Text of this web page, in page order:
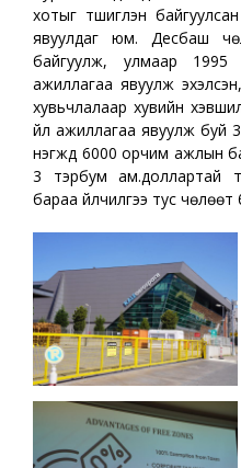
хотыг түшиглэн
явуулдаг юм. Десбаш
байгуулж, улмаар
ажиллагаа явуулж
хувьчлалаар хувийн
үйл ажиллагаа явуулж
нэгжүүд 6000 орчим ажлын
3 тэрбум ам.доллартай
бараа үйлчилгээ тус чөлөөт